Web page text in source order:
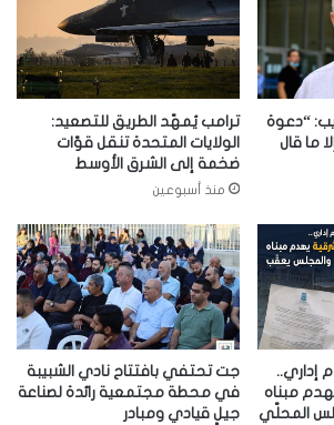
“دعوة
ما قال
ترامب يُمهّد الطريق للتصعيد:
الولايات المتحدة تنقل قوّات
ضخمة إلى الشرق الأوسط
منذ أسبوعين
إداري..
مبناه
المحلّي
جت تحتفي بافتتاح نادي الشبيبة
في محطة مجتمعية رائدة لصناعة
جيلٍ قيادي ومبادر